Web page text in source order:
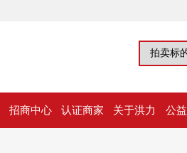
招商中心 认证商家 关于洪力 公